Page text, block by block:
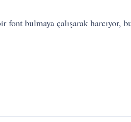
bulmaya çalışarak harcıyor,